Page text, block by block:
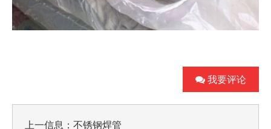
我要评论
上一信息： 不锈钢焊管